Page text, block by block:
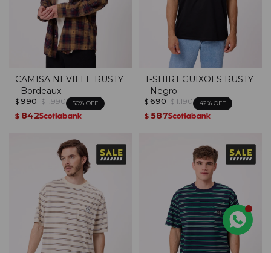
CAMISA NEVILLE RUSTY
- Bordeaux
$ 990 $ 1.990 50
$ 842
T-SHIRT GUIXOLS RUSTY
- Negro
$ 690 $ 1.190 42
$ 587